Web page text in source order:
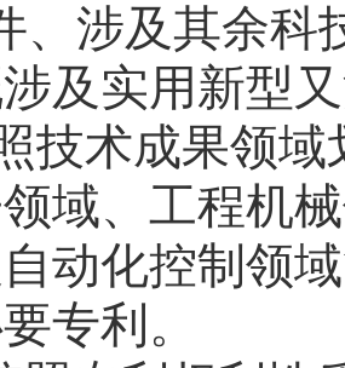
、涉及其余科
及实用新型
技术成果领
域、工程机
动化控制领
专利。